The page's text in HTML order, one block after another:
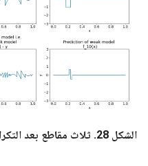
الشكل 28. ثلاث مقاطع بعد التكرار الثالث والتكرار العاشر